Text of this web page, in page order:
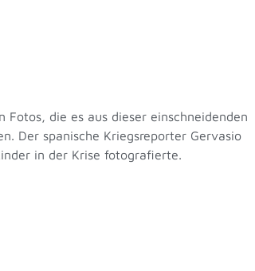
die es aus dieser einschneidenden
Der spanische Kriegsreporter Gervasio
in der Krise fotografierte.